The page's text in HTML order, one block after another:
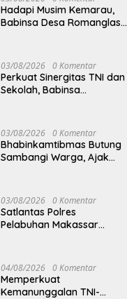
Hadapi Musim Kemarau,
Babinsa Desa Romanglasa
Kesehatan
03/08/2026 0 Komentar
Perkuat Sinergitas TNI dan
Sekolah, Babinsa
Center Malakaji
03/08/2026 0 Komentar
Bhabinkamtibmas Butung
Sambangi Warga, Ajak
03/08/2026 0 Komentar
Satlantas Polres
Pelabuhan Makassar
Aman dan Lancar
04/08/2026 0 Komentar
Memperkuat
Kemanunggalan TNI-